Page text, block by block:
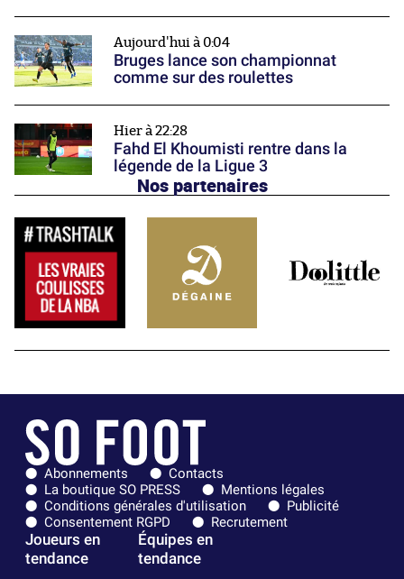
Aujourd'hui à 0:04
Bruges lance son championnat
comme sur des roulettes
Hier à 22:28
Fahd El Khoumisti rentre dans la
légende de la Ligue 3
Nos partenaires
Abonnements
Contacts
La boutique SO PRESS
Mentions légales
Conditions générales d'utilisation
Publicité
Consentement RGPD
Recrutement
Joueurs en
tendance
Équipes en
tendance